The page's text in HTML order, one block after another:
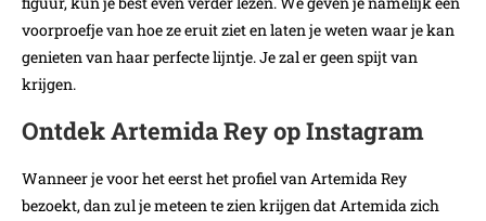
voorproefje van hoe ze eruit ziet en laten je weten waar je kan
genieten van haar perfecte lijntje. Je zal er geen spijt van
krijgen.
Ontdek Artemida Rey op Instagram
Wanneer je voor het eerst het profiel van Artemida Rey
bezoekt, dan zul je meteen te zien krijgen dat Artemida zich